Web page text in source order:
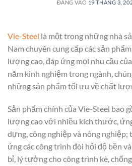
ĐĂNG VÀO 19 THÁNG 3,
Vie-Steel là một trong những nhà
Nam chuyên cung cấp các sản
lượng cao, đáp ứng mọi nhu cầu
năm kinh nghiệm trong ngành,
những sản phẩm tối ưu về chất
Sản phẩm chính của Vie-Steel bao
lượng cao với nhiều kích thước,
dựng, công nghiệp và nông nghiệp;
ứng các công trình đòi hỏi độ bền
bỉ, lý tưởng cho công trình kè,